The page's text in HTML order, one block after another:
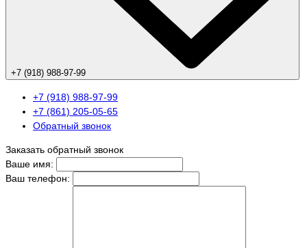
+7 (918) 988-97-99
+7 (918) 988-97-99
+7 (861) 205-05-65
Обратный звонок
Заказать обратный звонок
Ваше имя:
Ваш телефон: